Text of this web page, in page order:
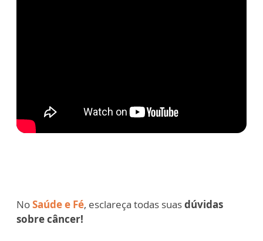
NoSaúde e Fé, esclareça todas suasdúvidas
sobre câncer!